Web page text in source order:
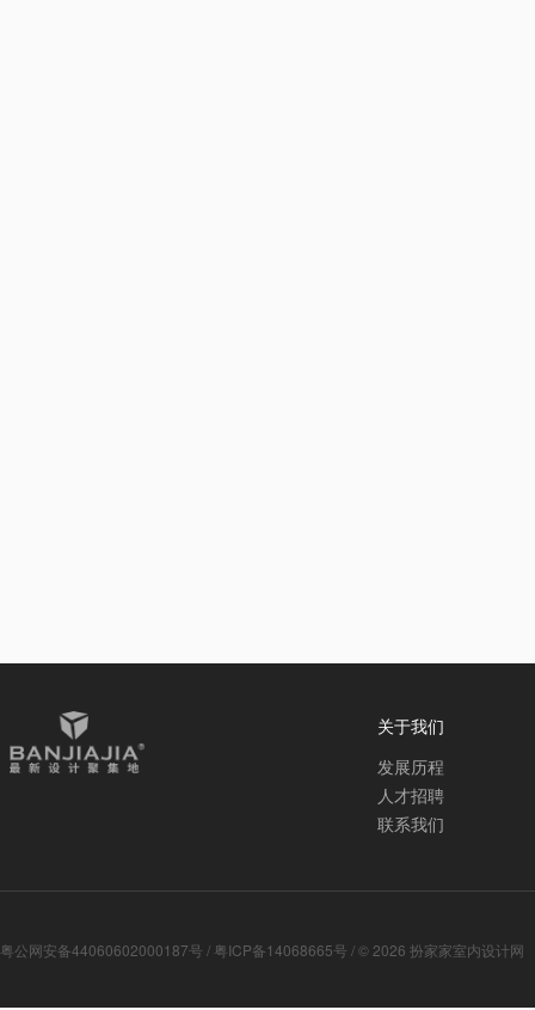
关于我们
发展历程
人才招聘
联系我们
粤公网安备44060602000187号 / 粤ICP备14068665号 / © 2026 扮家家室内设计网